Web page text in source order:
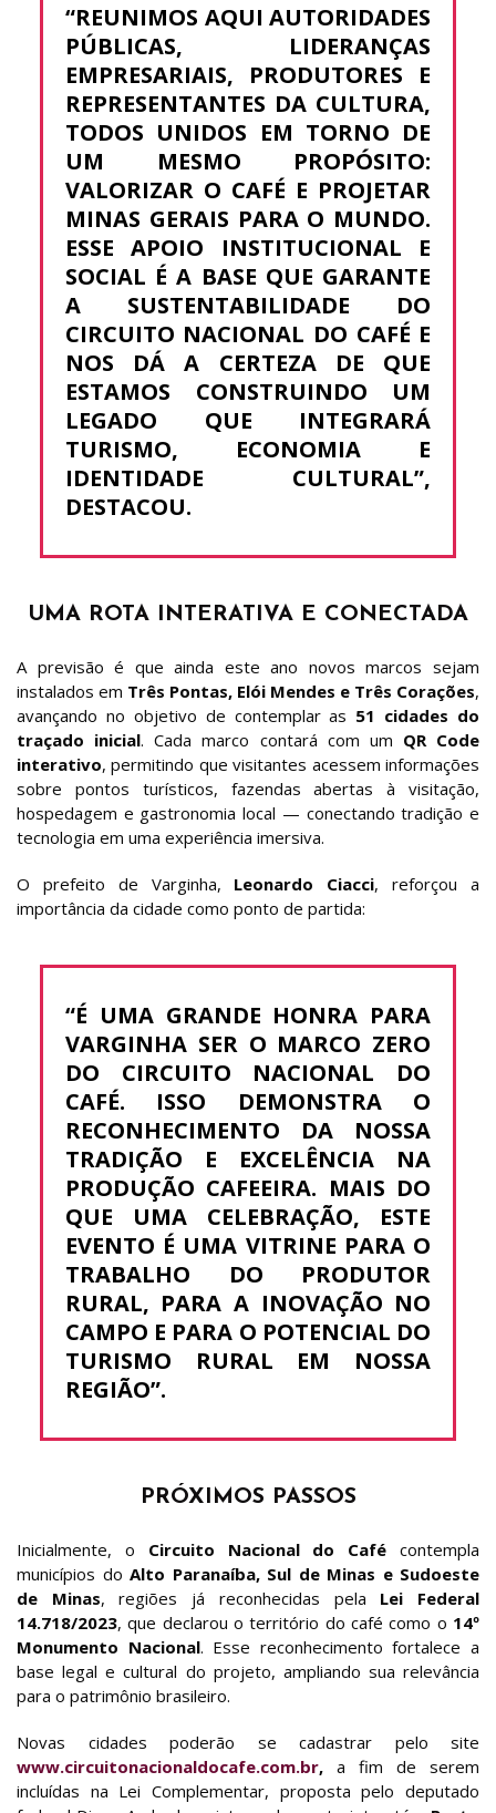
“REUNIMOS AQUI AUTORIDADES
PÚBLICAS, LIDERANÇAS
EMPRESARIAIS, PRODUTORES E
REPRESENTANTES DA CULTURA,
TODOS UNIDOS EM TORNO DE
UM MESMO PROPÓSITO:
VALORIZAR O CAFÉ E PROJETAR
MINAS GERAIS PARA O MUNDO.
ESSE APOIO INSTITUCIONAL E
SOCIAL É A BASE QUE GARANTE
A SUSTENTABILIDADE DO
CIRCUITO NACIONAL DO CAFÉ E
NOS DÁ A CERTEZA DE QUE
ESTAMOS CONSTRUINDO UM
LEGADO QUE INTEGRARÁ
TURISMO, ECONOMIA E
IDENTIDADE CULTURAL”,
DESTACOU.
UMA ROTA INTERATIVA E CONECTADA
A previsão é que ainda este ano novos marcos sejam
instalados em Três Pontas, Elói Mendes e Três Corações,
avançando no objetivo de contemplar as 51 cidades do
traçado inicial. Cada marco contará com um QR Code
interativo, permitindo que visitantes acessem informações
sobre pontos turísticos, fazendas abertas à visitação,
hospedagem e gastronomia local — conectando tradição e
tecnologia em uma experiência imersiva.
O prefeito de Varginha, Leonardo Ciacci, reforçou a
importância da cidade como ponto de partida:
“É UMA GRANDE HONRA PARA
VARGINHA SER O MARCO ZERO
DO CIRCUITO NACIONAL DO
CAFÉ. ISSO DEMONSTRA O
RECONHECIMENTO DA NOSSA
TRADIÇÃO E EXCELÊNCIA NA
PRODUÇÃO CAFEEIRA. MAIS DO
QUE UMA CELEBRAÇÃO, ESTE
EVENTO É UMA VITRINE PARA O
TRABALHO DO PRODUTOR
RURAL, PARA A INOVAÇÃO NO
CAMPO E PARA O POTENCIAL DO
TURISMO RURAL EM NOSSA
REGIÃO”.
PRÓXIMOS PASSOS
Inicialmente, o Circuito Nacional do Café contempla
municípios do Alto Paranaíba, Sul de Minas e Sudoeste
de Minas, regiões já reconhecidas pela Lei Federal
14.718/2023, que declarou o território do café como o 14º
Monumento Nacional. Esse reconhecimento fortalece a
base legal e cultural do projeto, ampliando sua relevância
para o patrimônio brasileiro.
Novas cidades poderão se cadastrar pelo site
www.circuitonacionaldocafe.com.br, a fim de serem
incluídas na Lei Complementar, proposta pelo deputado